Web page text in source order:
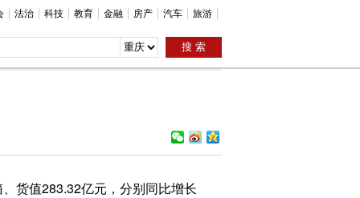
法治 科技 教育 金融 房产 汽车 旅游
货值283.32亿元，分别同比增长